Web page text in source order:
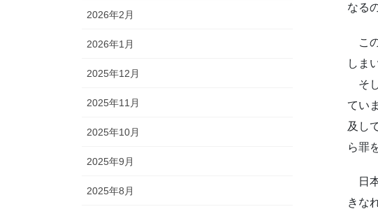
なる
この
しま
そし
てい
及し
ら罪
日本
きな
2026年2月
2026年1月
2025年12月
2025年11月
2025年10月
2025年9月
2025年8月